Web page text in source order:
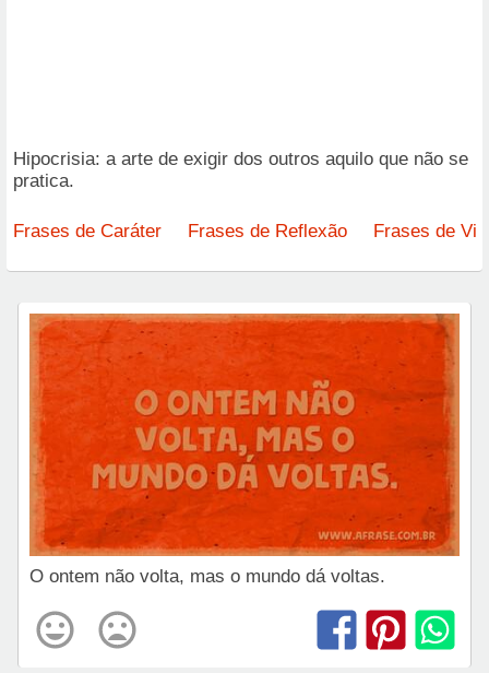
Hipocrisia: a arte de exigir dos outros aquilo que não se
pratica.
Frases de Caráter Frases de Reflexão Frases de
O ontem não volta, mas o mundo dá voltas.